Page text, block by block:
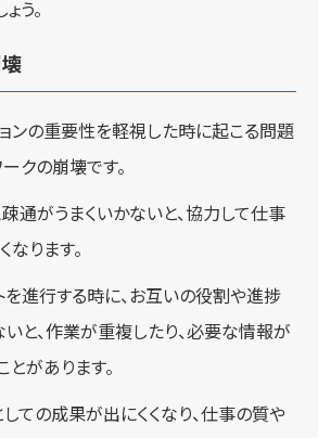
う。
ンの重要性を軽視した時に起こる問題
クの崩壊です。
通がうまくいかないと、協力して仕事
なります。
を進行する時に、お互いの役割や進捗
と、作業が重複したり、必要な情報が
とがあります。
しての成果が出にくくなり、仕事の質や